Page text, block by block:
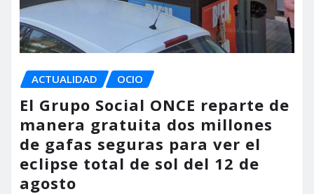
ACTUALIDAD OCIO
El Grupo Social ONCE reparte de
manera gratuita dos millones
de gafas seguras para ver el
eclipse total de sol del 12 de
agosto